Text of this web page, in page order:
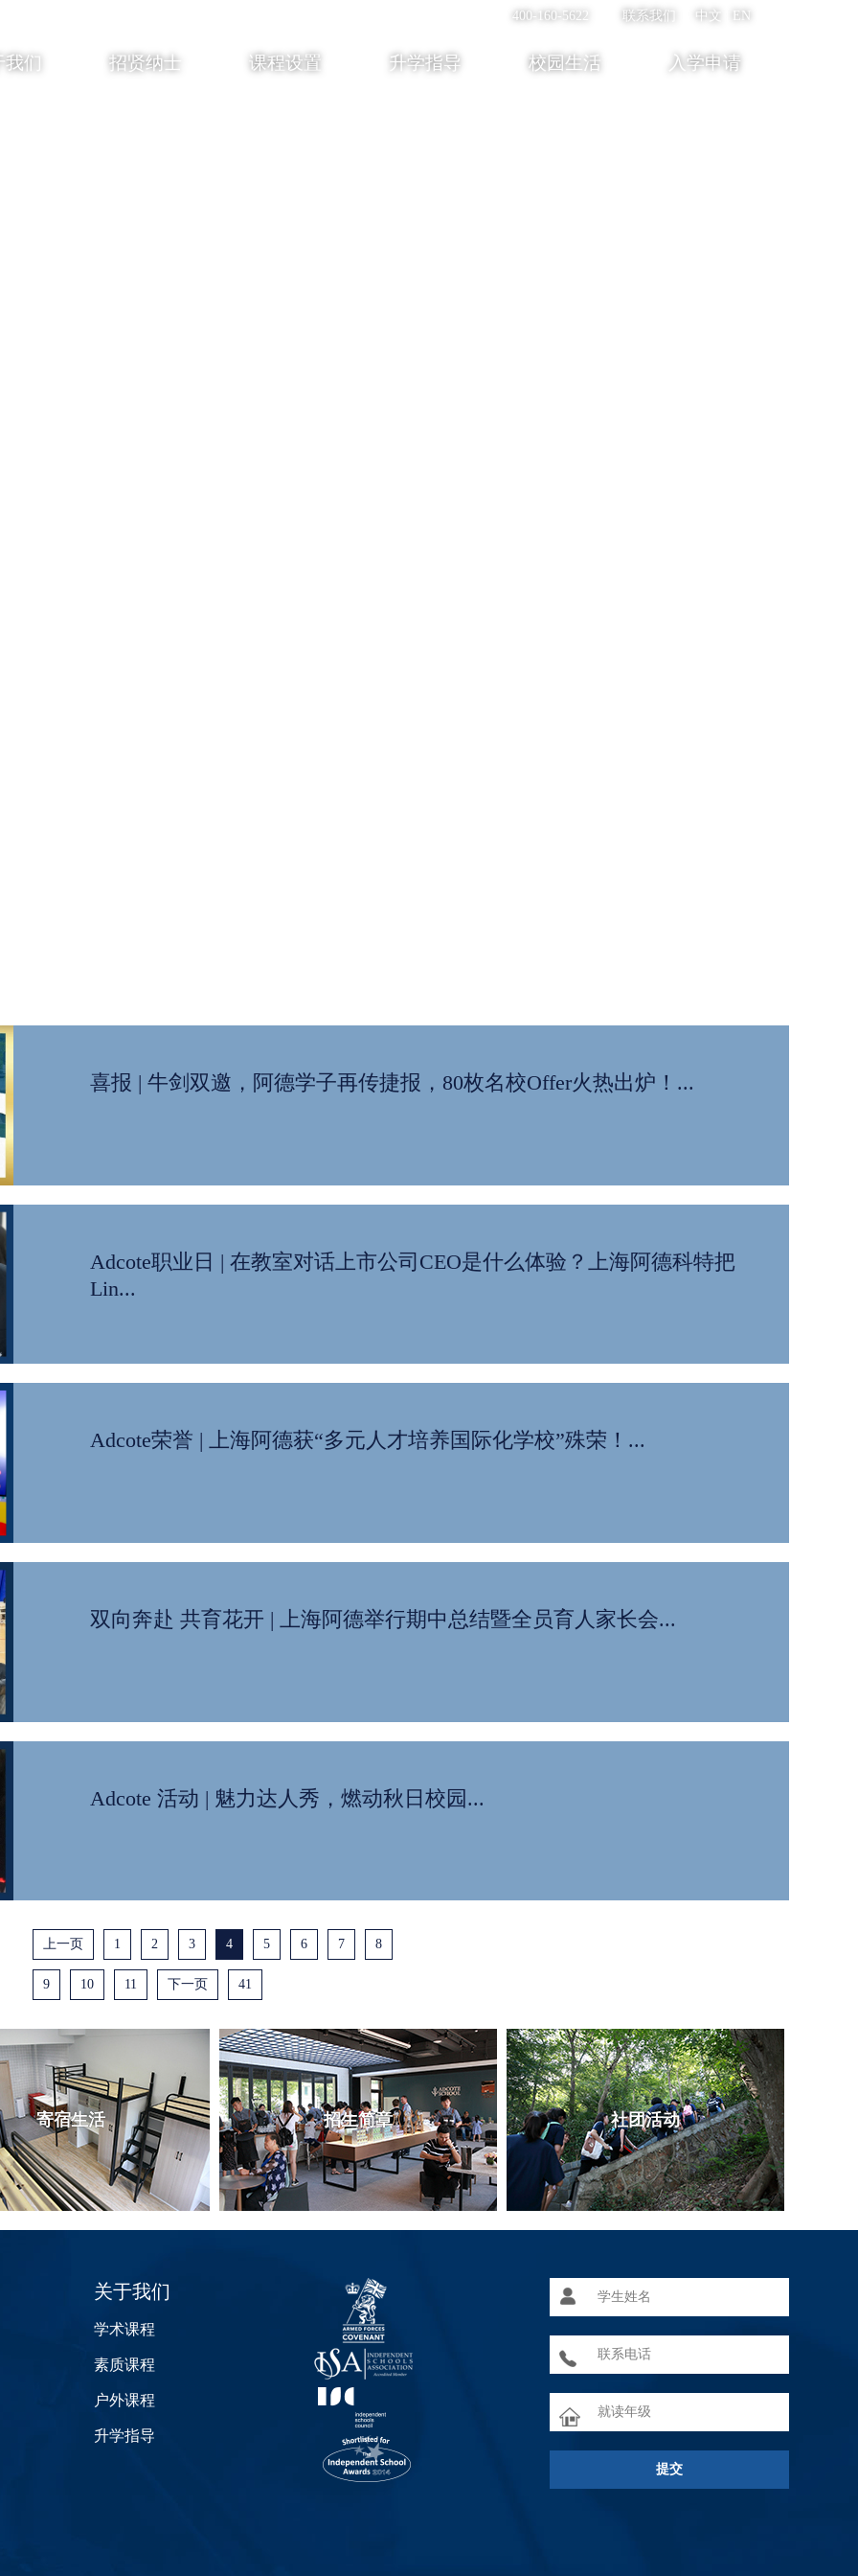
EN
中文
联系我们
400-160-5622
们 招贤纳士 课程设置 升学指导 校园生活 入学申请
喜报 | 牛剑双邀，阿德学子再传捷报，80枚名校Offer火热出炉！...
Adcote职业日 | 在教室对话上市公司CEO是什么体验？上海阿德科特把
Lin...
Adcote荣誉 | 上海阿德获“多元人才培养国际化学校”殊荣！...
双向奔赴 共育花开 | 上海阿德举行期中总结暨全员育人家长会...
Adcote 活动 | 魅力达人秀，燃动秋日校园...
上一页 1 2 3 4 5 6 7 8
9 10 11 下一页 41
寄宿生活 招生简章 社团活动
关于我们
学术课程
素质课程
户外课程
升学指导